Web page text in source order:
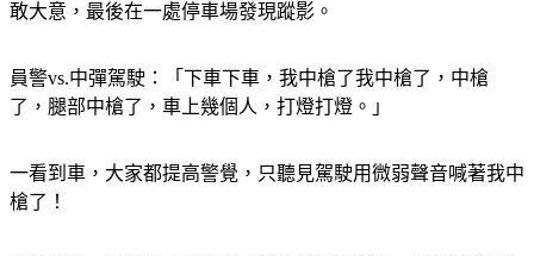
敢大意，最後在一處停車場發現蹤影。
員警vs.中彈駕駛：「下車下車，我中槍了我中槍了，中槍
了，腿部中槍了，車上幾個人，打燈打燈。」
一看到車，大家都提高警覺，只聽見駕駛用微弱聲音喊著我中
槍了！